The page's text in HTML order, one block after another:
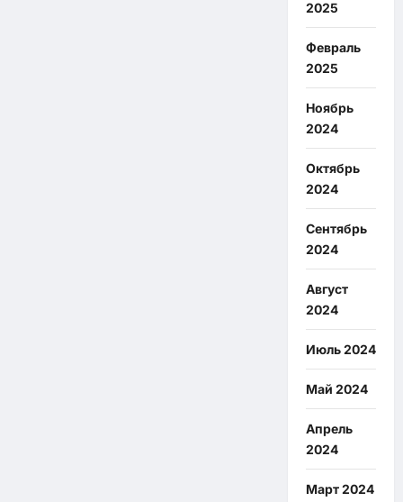
2025
Февраль
2025
Ноябрь
2024
Октябрь
2024
Сентябрь
2024
Август
2024
Июль 2024
Май 2024
Апрель
2024
Март 2024